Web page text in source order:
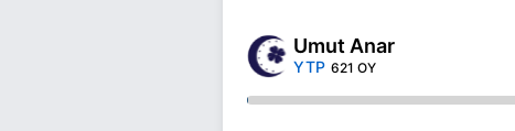
Umut Anar
YTP 621 OY